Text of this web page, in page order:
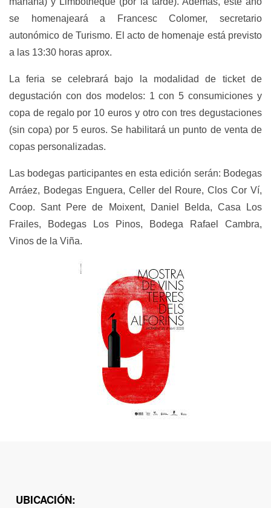
se homenajeará a Francesc Colomer, secretario
autonómico de Turismo. El acto de homenaje está previsto
a las 13:30 horas aprox.
La feria se celebrará bajo la modalidad de ticket de
degustación con dos modelos: 1 con 5 consumiciones y
copa de regalo por 10 euros y otro con tres degustaciones
(sin copa) por 5 euros. Se habilitará un punto de venta de
copas personalizadas.
Las bodegas participantes en esta edición serán: Bodegas
Arráez, Bodegas Enguera, Celler del Roure, Clos Cor Ví,
Coop. Sant Pere de Moixent, Daniel Belda, Casa Los
Frailes, Bodegas Los Pinos, Bodega Rafael Cambra,
Vinos de la Viña.
UBICACIÓN: